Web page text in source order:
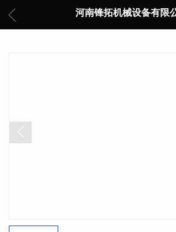
河南锋拓机械设备有限